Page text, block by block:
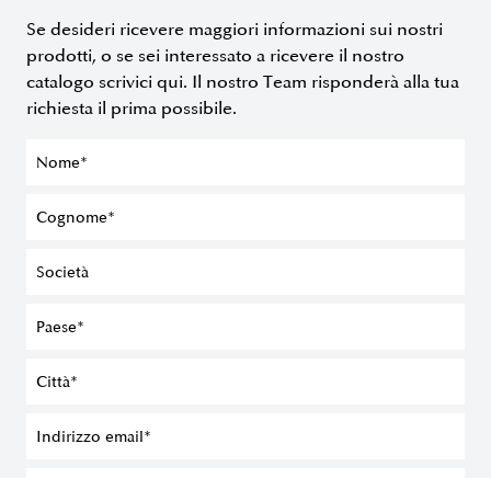
Se desideri ricevere maggiori informazioni sui nostri
prodotti, o se sei interessato a ricevere il nostro
catalogo scrivici qui. Il nostro Team risponderà alla tua
richiesta il prima possibile.